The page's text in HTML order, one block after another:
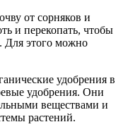
от сорняков и
и перекопать, чтобы
Для этого можно
удобрения в
удобрения. Они
веществами и
растений.